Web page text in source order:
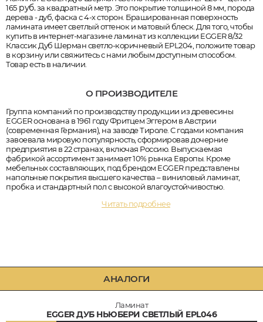
165руб.за квадратный метр. Это покрытие толщиной 8 мм, порода
дерева - дуб, фаска с 4-х сторон. Брашированная поверхность
ламината имеет светлый оттенок и матовый блеск. Для того, чтобы
купить в интернет-магазине ламинат из коллекции EGGER 8/32
Классик Дуб Шерман светло-коричневый EPL204, положите товар
в корзину или свяжитесь с нами любым доступным способом.
Товар есть в наличии.
О ПРОИЗВОДИТЕЛЕ
Группа компаний по производству продукции из древесины
EGGER основана в 1961 году Фритцем Эггером в Австрии
(современная Германия), на заводе Тироле. С годами компания
завоевала мировую популярность, сформировав дочерние
предприятия в 22 странах, включая Россию. Выпускаемая
фабрикой ассортимент занимает 10% рынка Европы. Кроме
мебельных составляющих, под брендом EGGER представлены
напольные покрытия высшего качества – виниловый ламинат,
пробка и стандартный пол с высокой влагоустойчивостью.
Читать подробнее
АНАЛОГИ
Ламинат
EGGER ДУБ НЬЮБЕРИ СВЕТЛЫЙ EPL046